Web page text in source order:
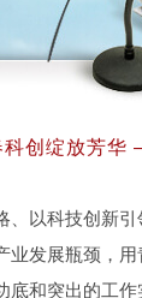
科创绽放芳
、以科技创新
业发展瓶颈，
和突出的工